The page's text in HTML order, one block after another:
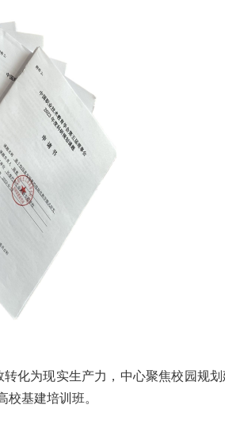
化为现实生产力，中心聚焦校园规划
基建培训班。